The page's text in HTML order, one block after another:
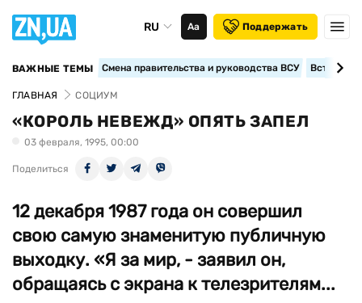
RU Аа Поддержать
ВАЖНЫЕ ТЕМЫ Смена правительства и руководства ВСУ
ГЛАВНАЯ СОЦИУМ
«КОРОЛЬ НЕВЕЖД» ОПЯТЬ ЗАПЕЛ
03 февраля, 1995, 00:00
Поделиться
12 декабря 1987 года он совершил
свою самую знаменитую публичную
выходку. «Я за мир, - заявил он,
обращаясь с экрана к телезрителям...